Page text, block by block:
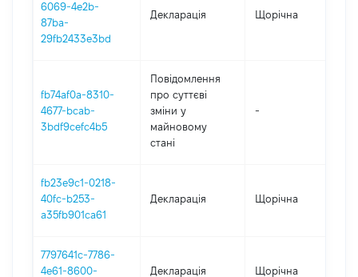
6069-4e2b-
87ba-
29fb2433e3bd
Декларація Щорічна
fb74af0a-8310-
4677-bcab-
3bdf9cefc4b5
Повідомлення
про суттєві
зміни y
майновому
стані
-
fb23e9c1-0218-
40fc-b253-
a35fb901ca61
Декларація Щорічна
7797641c-7786-
4e61-8600-
Декларація Щорічна